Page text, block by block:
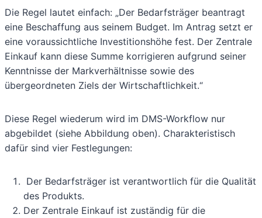
Die Regel lautet einfach: „Der Bedarfsträger beantragt
eine Beschaffung aus seinem Budget. Im Antrag setzt er
eine voraussichtliche Investitionshöhe fest. Der Zentrale
Einkauf kann diese Summe korrigieren aufgrund seiner
Kenntnisse der Markverhältnisse sowie des
übergeordneten Ziels der Wirtschaftlichkeit.“
Diese Regel wiederum wird im DMS-Workflow nur
abgebildet (siehe Abbildung oben). Charakteristisch
dafür sind vier Festlegungen:
Der Bedarfsträger ist verantwortlich für die Qualität
des Produkts.
Der Zentrale Einkauf ist zuständig für die